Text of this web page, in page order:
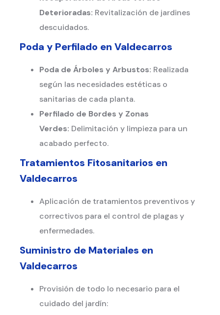
Deterioradas: Revitalización de jardines
descuidados.
Poda y Perfilado en Valdecarros
Poda de Árboles y Arbustos: Realizada
según las necesidades estéticas o
sanitarias de cada planta.
Perfilado de Bordes y Zonas
Verdes: Delimitación y limpieza para un
acabado perfecto.
Tratamientos Fitosanitarios en
Valdecarros
Aplicación de tratamientos preventivos y
correctivos para el control de plagas y
enfermedades.
Suministro de Materiales en
Valdecarros
Provisión de todo lo necesario para el
cuidado del jardín: